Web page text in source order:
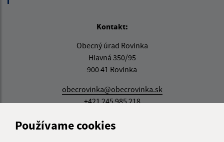
Používame cookies
Kontakt:
Obecný úrad Rovinka
Hlavná 350/95
900 41 Rovinka
obecrovinka@obecrovinka.sk
+421 245 985 218
IČO: 00305057